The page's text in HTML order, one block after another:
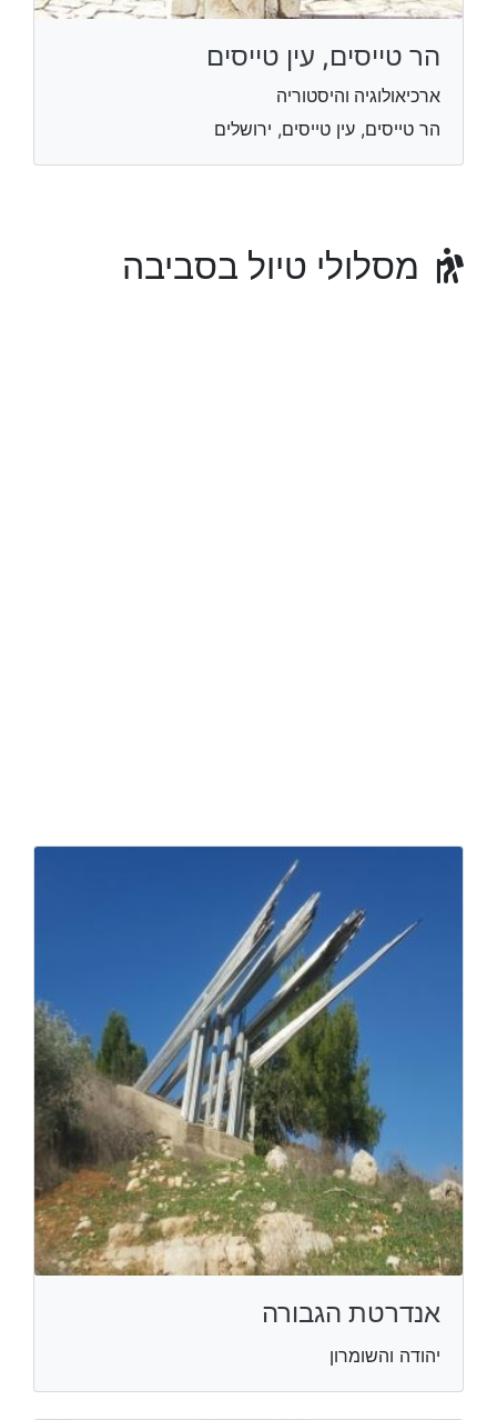
הר טייסים, עין טייסים
ארכיאולוגיה והיסטוריה
הר טייסים, עין טייסים, ירושלים
מסלולי טיול בסביבה
אנדרטת הגבורה
יהודה והשומרון